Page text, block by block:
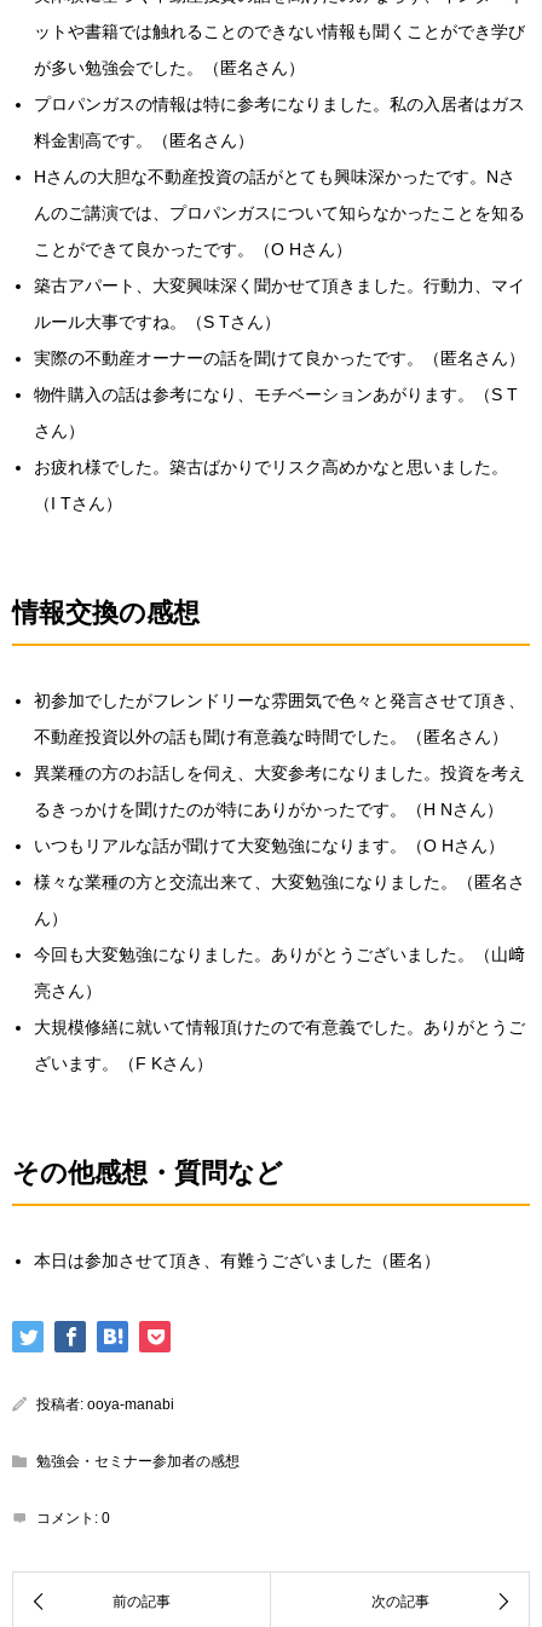
ットや書籍では触れることのできない情報も聞くことができ学び
が多い勉強会でした。（匿名さん）
プロパンガスの情報は特に参考になりました。私の入居者はガス
料金割高です。（匿名さん）
Hさんの大胆な不動産投資の話がとても興味深かったです。Nさ
んのご講演では、プロパンガスについて知らなかったことを知る
ことができて良かったです。（O Hさん）
築古アパート、大変興味深く聞かせて頂きました。行動力、マイ
ルール大事ですね。（S Tさん）
実際の不動産オーナーの話を聞けて良かったです。（匿名さん）
物件購入の話は参考になり、モチベーションあがります。（S T
さん）
お疲れ様でした。築古ばかりでリスク高めかなと思いました。
（I Tさん）
情報交換の感想
初参加でしたがフレンドリーな雰囲気で色々と発言させて頂き、
不動産投資以外の話も聞け有意義な時間でした。（匿名さん）
異業種の方のお話しを伺え、大変参考になりました。投資を考え
るきっかけを聞けたのが特にありがかったです。（H Nさん）
いつもリアルな話が聞けて大変勉強になります。（O Hさん）
様々な業種の方と交流出来て、大変勉強になりました。（匿名さ
ん）
今回も大変勉強になりました。ありがとうございました。（山﨑
亮さん）
大規模修繕に就いて情報頂けたので有意義でした。ありがとうご
ざいます。（F Kさん）
その他感想・質問など
本日は参加させて頂き、有難うございました（匿名）
投稿者: ooya-manabi
勉強会・セミナー参加者の感想
コメント: 0